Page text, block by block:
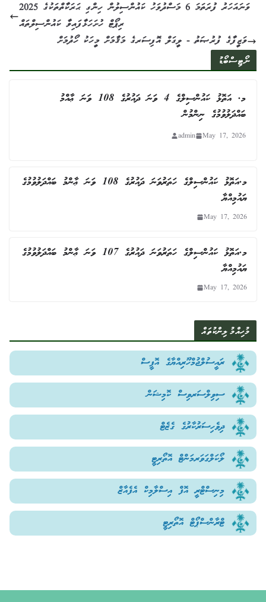
2025 ވަނައަހަރު ފުރަތަމަ 6 މަސްދުވަހު ކައުންސިލުން ހިންގި ޙަރަކާތްތަކުގެ
ރިޕޯޓް ހުށަހަޅާފައިވާ ކައުންސިލްތައް
ވަޒީފާގެ ފުރުޞަތު - ލީގަލް އޮފިސަރގެ މަޤާމަށް މީހަކު ހޯދުމަށް
ނޯޓިސްބޯޑު
މ. އަތޮޅު ކައުންސިލްގެ 4 ވަނަ ދައުރުގެ 108 ވަނަ ޢާއްމު
ބައްދަލުވުމުގެ ނިންމުން
May 17, 2026
admin
މ.އަތޮޅު ކައުންސިލްގެ ހަތަރުވަނަ ދައުރުގެ 108 ވަނަ ޢާންމު ބައްދަލުވުމުގެ
ޔައުމިއްޔާ
May 17, 2026
މ.އަތޮޅު ކައުންސިލްގެ ހަތަރުވަނަ ދައުރުގެ 107 ވަނަ ޢާންމު ބައްދަލުވުމުގެ
ޔައުމިއްޔާ
May 17, 2026
މުހިއްމު ލިންކުތައް
ރައީސުލްޖުމްހޫރިއްޔާގެ އޮފީސް
ސިވިލްސަރވިސް ކޮމިޝަން
ދިވެހިސަރުކާރުގެ ގެޒެޓް
ލޯކަލްގަވަރމަންޓް އޮތޯރިޓީ
މިނިސްޓްރީ އޮފް އިސްލާމިކް އެފެއާޒް
ޓްރާންސްޕޯޓް އޮތޯރިޓީ